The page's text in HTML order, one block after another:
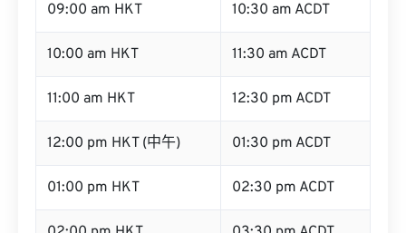
09:00 am HKT 10:30 am ACDT
10:00 am HKT 11:30 am ACDT
11:00 am HKT 12:30 pm ACDT
12:00 pm HKT (中午) 01:30 pm ACDT
01:00 pm HKT 02:30 pm ACDT